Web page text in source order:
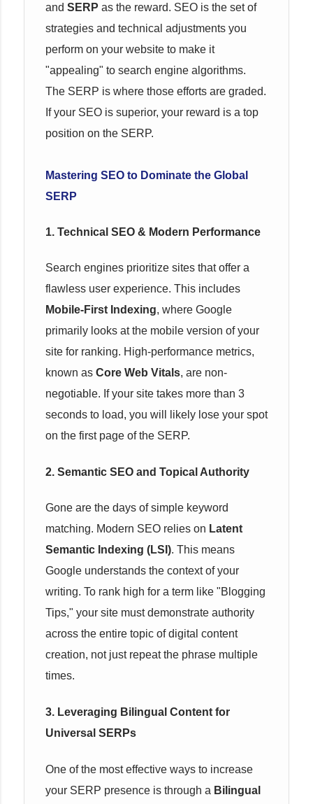
and SERP as the reward. SEO is the set of
strategies and technical adjustments you
perform on your website to make it
"appealing" to search engine algorithms.
The SERP is where those efforts are graded.
If your SEO is superior, your reward is a top
position on the SERP.
Mastering SEO to Dominate the Global
SERP
1. Technical SEO & Modern Performance
Search engines prioritize sites that offer a
flawless user experience. This includes
Mobile-First Indexing, where Google
primarily looks at the mobile version of your
site for ranking. High-performance metrics,
known as Core Web Vitals, are non-
negotiable. If your site takes more than 3
seconds to load, you will likely lose your spot
on the first page of the SERP.
2. Semantic SEO and Topical Authority
Gone are the days of simple keyword
matching. Modern SEO relies on Latent
Semantic Indexing (LSI). This means
Google understands the context of your
writing. To rank high for a term like "Blogging
Tips," your site must demonstrate authority
across the entire topic of digital content
creation, not just repeat the phrase multiple
times.
3. Leveraging Bilingual Content for
Universal SERPs
One of the most effective ways to increase
your SERP presence is through a Bilingual